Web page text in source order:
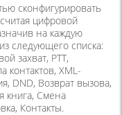
сконфигурировать
цифровой
на каждую
следующего списка:
захват, PTT,
контактов, XML-
DND, Возврат вызова,
книга, Смена
Контакты.